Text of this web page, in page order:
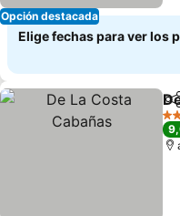
Opción destacada
Elige fechas para ver los
2